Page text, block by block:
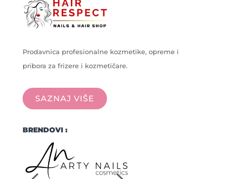
Prodavnica profesionalne kozmetike, opreme i
pribora za frizere i kozmetičare.
SAZNAJ VIŠE
BRENDOVI :